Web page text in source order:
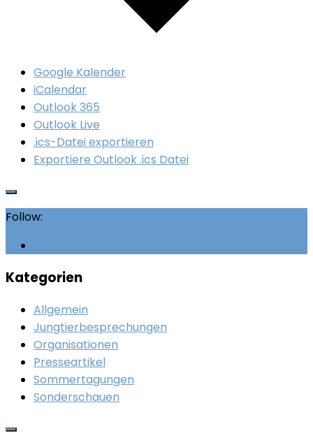
Google Kalender
iCalendar
Outlook 365
Outlook Live
.ics-Datei exportieren
Exportiere Outlook .ics Datei
Follow:
Kategorien
Allgemein
Jungtierbesprechungen
Organisationen
Presseartikel
Sommertagungen
Sonderschauen